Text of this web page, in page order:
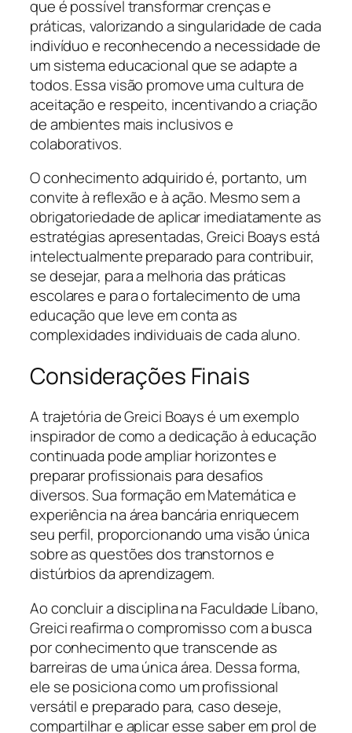
que é possível transformar crenças e
práticas, valorizando a singularidade de cada
indivíduo e reconhecendo a necessidade de
um sistema educacional que se adapte a
todos. Essa visão promove uma cultura de
aceitação e respeito, incentivando a criação
de ambientes mais inclusivos e
colaborativos.
O conhecimento adquirido é, portanto, um
convite à reflexão e à ação. Mesmo sem a
obrigatoriedade de aplicar imediatamente as
estratégias apresentadas, Greici Boays está
intelectualmente preparado para contribuir,
se desejar, para a melhoria das práticas
escolares e para o fortalecimento de uma
educação que leve em conta as
complexidades individuais de cada aluno.
Considerações Finais
A trajetória de Greici Boays é um exemplo
inspirador de como a dedicação à educação
continuada pode ampliar horizontes e
preparar profissionais para desafios
diversos. Sua formação em Matemática e
experiência na área bancária enriquecem
seu perfil, proporcionando uma visão única
sobre as questões dos transtornos e
distúrbios da aprendizagem.
Ao concluir a disciplina na Faculdade Líbano,
Greici reafirma o compromisso com a busca
por conhecimento que transcende as
barreiras de uma única área. Dessa forma,
ele se posiciona como um profissional
versátil e preparado para, caso deseje,
compartilhar e aplicar esse saber em prol de